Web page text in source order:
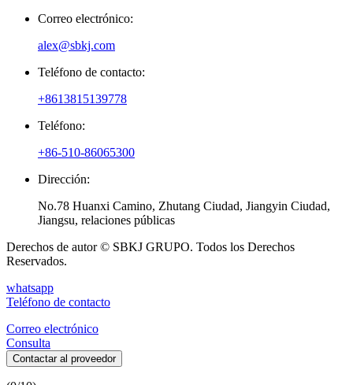
Correo electrónico:
alex@sbkj.com
Teléfono de contacto:
+8613815139778
Teléfono:
+86-510-86065300
Dirección:
No.78 Huanxi Camino, Zhutang Ciudad, Jiangyin Ciudad,
Jiangsu, relaciones públicas
Derechos de autor © SBKJ GRUPO. Todos los Derechos
Reservados.
whatsapp
Teléfono de contacto
Correo electrónico
Consulta
Contactar al proveedor